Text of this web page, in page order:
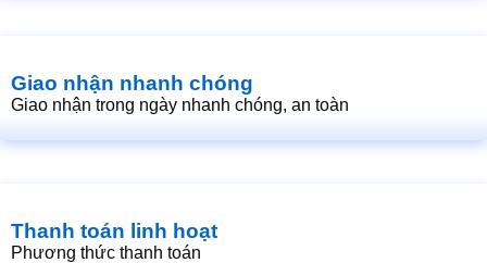
Giao nhận nhanh chóng
Giao nhận trong ngày nhanh chóng, an toàn
Thanh toán linh hoạt
Phương thức thanh toán